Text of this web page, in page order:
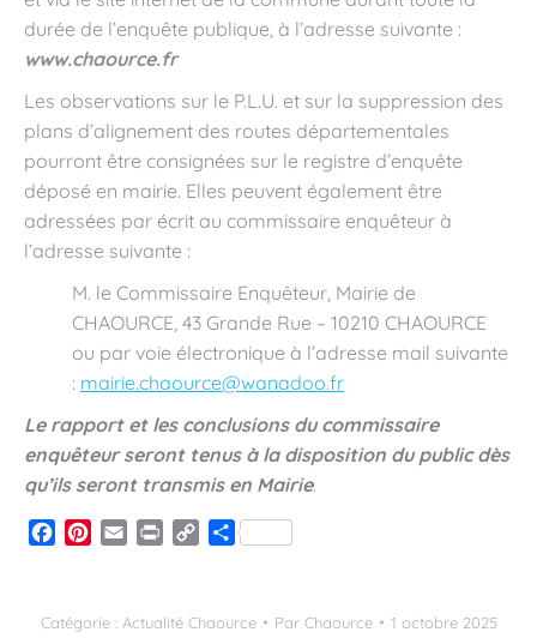
durée de l’enquête publique, à l’adresse suivante :
www.chaource.fr
Les observations sur le P.L.U. et sur la suppression des
plans d’alignement des routes départementales
pourront être consignées sur le registre d’enquête
déposé en mairie. Elles peuvent également être
adressées par écrit au commissaire enquêteur à
l’adresse suivante :
M. le Commissaire Enquêteur, Mairie de
CHAOURCE, 43 Grande Rue – 10210 CHAOURCE
ou par voie électronique à l’adresse mail suivante
: mairie.chaource@wanadoo.fr
Le rapport et les conclusions du commissaire
enquêteur seront tenus à la disposition du public dès
qu’ils seront transmis en Mairie.
Facebook
Pinterest
Email Print
CopyPartager
Catégorie : Actualité Chaource Par Chaource
1 octobre 2025